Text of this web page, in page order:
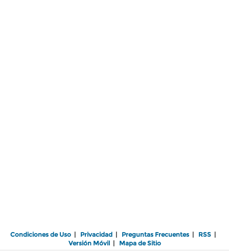
Condiciones de Uso | Privacidad | Preguntas Frecuentes | RSS |
Versión Móvil| Mapa de Sitio